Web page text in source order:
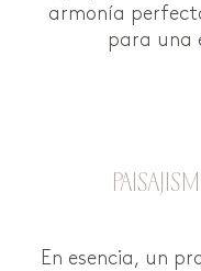
armonía
para una
En esencia, un